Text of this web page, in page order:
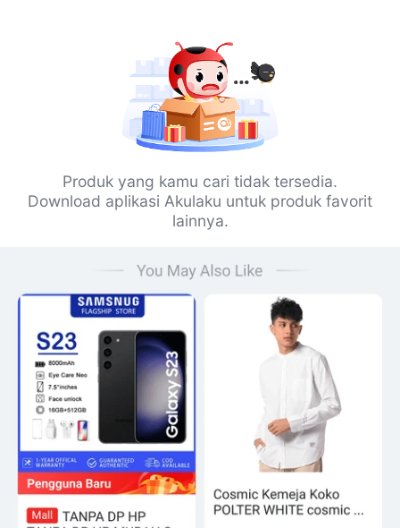
Produk yang kamu cari tidak tersedia.
Download aplikasi Akulaku untuk produk favorit
lainnya.